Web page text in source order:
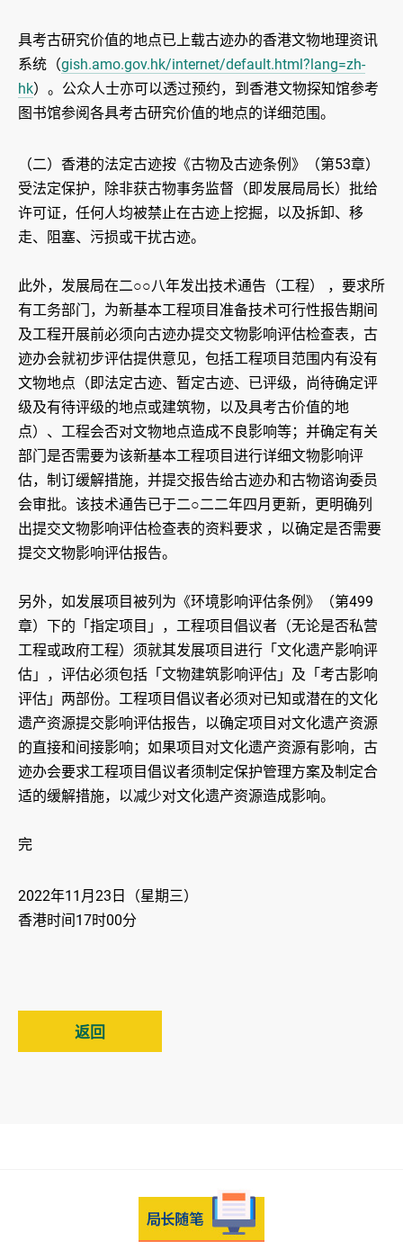
具考古研究价值的地点已上载古迹办的香港文物地理资讯
系统（gish.amo.gov.hk/internet/default.html?lang=zh-
hk）。公众人士亦可以透过预约，到香港文物探知馆参考
图书馆参阅各具考古研究价值的地点的详细范围。
（二）香港的法定古迹按《古物及古迹条例》（第53章）
受法定保护，除非获古物事务监督（即发展局局长）批给
许可证，任何人均被禁止在古迹上挖掘，以及拆卸、移
走、阻塞、污损或干扰古迹。
此外，发展局在二○○八年发出技术通告（工程） ，要求所
有工务部门，为新基本工程项目准备技术可行性报告期间
及工程开展前必须向古迹办提交文物影响评估检查表，古
迹办会就初步评估提供意见，包括工程项目范围内有没有
文物地点（即法定古迹、暂定古迹、已评级，尚待确定评
级及有待评级的地点或建筑物，以及具考古价值的地
点）、工程会否对文物地点造成不良影响等；并确定有关
部门是否需要为该新基本工程项目进行详细文物影响评
估，制订缓解措施，并提交报告给古迹办和古物谘询委员
会审批。该技术通告已于二○二二年四月更新，更明确列
出提交文物影响评估检查表的资料要求 ，以确定是否需要
提交文物影响评估报告。
另外，如发展项目被列为《环境影响评估条例》（第499
章）下的「指定项目」，工程项目倡议者（无论是否私营
工程或政府工程）须就其发展项目进行「文化遗产影响评
估」，评估必须包括「文物建筑影响评估」及「考古影响
评估」两部份。工程项目倡议者必须对已知或潜在的文化
遗产资源提交影响评估报告，以确定项目对文化遗产资源
的直接和间接影响；如果项目对文化遗产资源有影响，古
迹办会要求工程项目倡议者须制定保护管理方案及制定合
适的缓解措施，以减少对文化遗产资源造成影响。
完
2022年11月23日（星期三）
香港时间17时00分
返回